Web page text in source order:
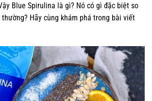
Blue Spirulina là gì? Nó có gì đặc biệt so
Hãy cùng khám phá trong bài viết